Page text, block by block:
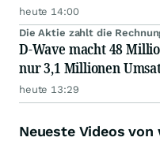
heute 14:00
Die Aktie zahlt die
D-Wave macht 48
nur 3,1 Millionen
heute 13:29
Neueste Videos